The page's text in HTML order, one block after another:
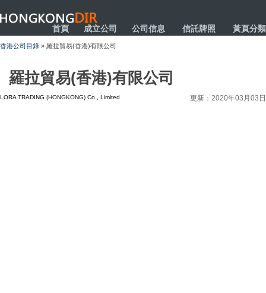
HONGKONGDIR
首頁 成立公司 公司信息 信託牌照 黃頁分類
香港公司目錄 » 羅拉貿易(香港)有限公司
羅拉貿易(香港)有限公司
LORA TRADING (HONGKONG) Co., Limited 更新：2020年03月03日